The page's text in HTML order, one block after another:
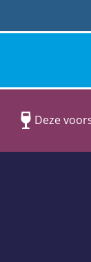
Deze